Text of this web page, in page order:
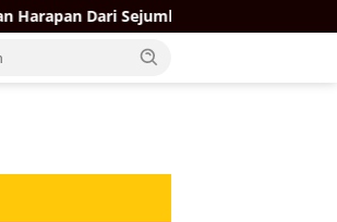
Pengurus DPP Partai Golkar